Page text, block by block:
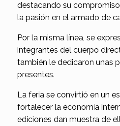
destacando su
la pasión en el armado de
Por la misma línea, se
integrantes del cuerpo
también le dedicaron unas
presentes.
La feria se convirtió en un
fortalecer la economía
ediciones dan muestra de